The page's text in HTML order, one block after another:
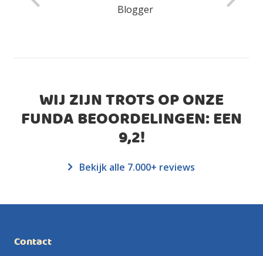
Blogger
WIJ ZIJN TROTS OP ONZE
FUNDA BEOORDELINGEN: EEN
9,2!
Bekijk alle 7.000+ reviews
Contact